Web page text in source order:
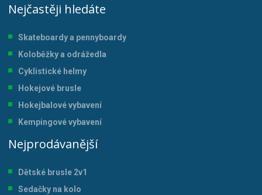
Nejčastěji hledáte
Skateboardy a pennyboardy
Koloběžky a odrážedla
Cyklistické helmy
Hokejové brusle
Hokejbalové vybavení
Kempingové vybavení
Nejprodávanější
Dětské brusle 2v1
Sedačky na kolo